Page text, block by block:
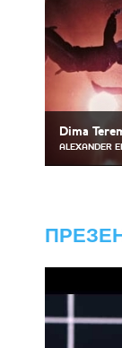
Dima
ALEXANDER